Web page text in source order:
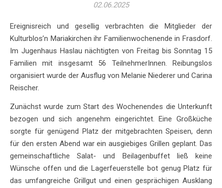
02.06.2025
Ereignisreich und gesellig verbrachten die Mitglieder der
Kulturblos’n Mariakirchen ihr Familienwochenende in Frasdorf.
Im Jugenhaus Haslau nächtigten von Freitag bis Sonntag 15
Familien mit insgesamt 56 TeilnehmerInnen. Reibungslos
organisiert wurde der Ausflug von Melanie Niederer und Carina
Reischer.
Zunächst wurde zum Start des Wochenendes die Unterkunft
bezogen und sich angenehm eingerichtet. Eine Großküche
sorgte für genügend Platz der mitgebrachten Speisen, denn
für den ersten Abend war ein ausgiebiges Grillen geplant. Das
gemeinschaftliche Salat- und Beilagenbuffet ließ keine
Wünsche offen und die Lagerfeuerstelle bot genug Platz für
das umfangreiche Grillgut und einen gesprächigen Ausklang